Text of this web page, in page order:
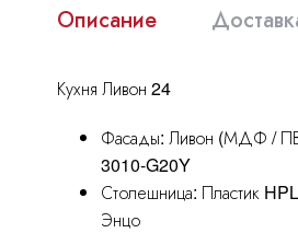
Описание
Кухня Ливон 24
Фасады: Ливон (МДФ /
3010-G20Y
Столешница: Пластик
Энцо